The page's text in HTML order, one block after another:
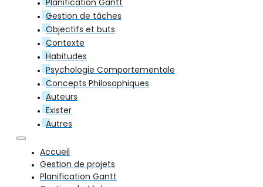
Planification Gantt
Gestion de tâches
Objectifs et buts
Contexte
Habitudes
Psychologie Comportementale
Concepts Philosophiques
Auteurs
Exister
Autres
Accueil
Gestion de projets
Planification Gantt